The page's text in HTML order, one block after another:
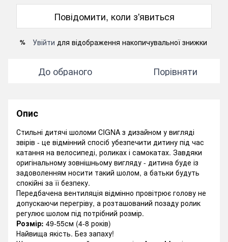
Повідомити, коли з'явиться
% Увійти для відображення накопичувальної знижки
До обраного Порівняти
Опис
Стильні дитячі шоломи СIGNA з дизайном у вигляді
звірів - це відмінний спосіб убезпечити дитину під час
катання на велосипеді, роликах і самокатах. Завдяки
оригінальному зовнішньому вигляду - дитина буде із
задоволенням носити такий шолом, а батьки будуть
спокійні за її безпеку.
Передбачена вентиляція відмінно провітрює голову не
допускаючи перегріву, а розташований позаду ролик
регулює шолом під потрібний розмір.
Розмір: 49-55см (4-8 років)
Найвища якість. Без запаху!